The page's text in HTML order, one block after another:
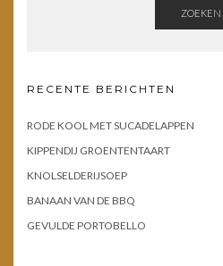
ZOEKEN
RECENTE BERICHTEN
RODE KOOL MET SUCADELAPPEN
KIPPENDIJ GROENTENTAART
KNOLSELDERIJSOEP
BANAAN VAN DE BBQ
GEVULDE PORTOBELLO